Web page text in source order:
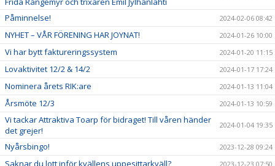
Påminnelse! 2024-02-06 08:42
NYHET – VÅR FÖRENING HAR JOYNAT! 2024-01-26 10:00
Vi har bytt faktureringssystem 2024-01-20 11:15
Lovaktivitet 12/2 & 14/2 2024-01-17 17:24
Nominera årets RIK:are 2024-01-13 11:04
Årsmöte 12/3 2024-01-13 10:59
Vi tackar Attraktiva Toarp för bidraget! Till våren händer
det grejer!
2024-01-04 19:35
Nyårsbingo! 2023-12-28 09:24
Saknar du lott inför kvällens uppesittarkväll? 2023-12-23 07:50